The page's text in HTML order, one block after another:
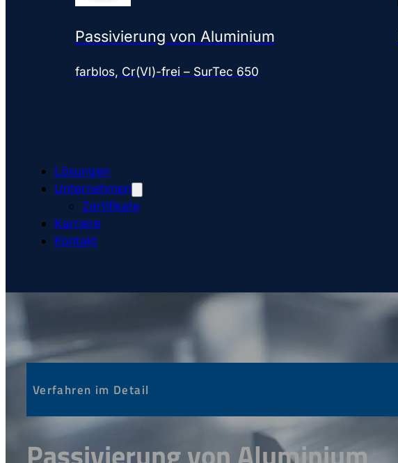
Passivierung von Aluminium
farblos, Cr(VI)-frei – SurTec 650
Lösungen
Unternehmen
Zertifikate
Karriere
Kontakt
Verfahren im Detail